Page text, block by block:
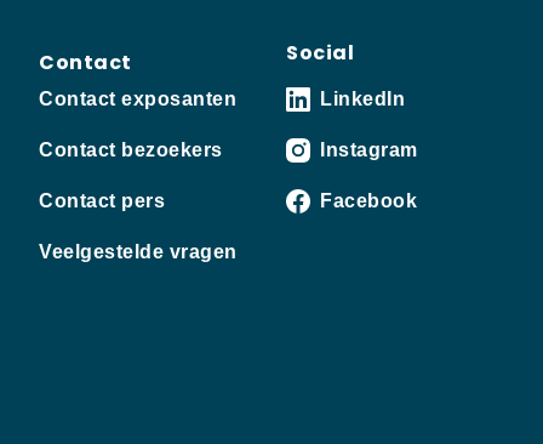
Contact
Contact exposanten
Contact bezoekers
Contact pers
Veelgestelde vragen
Social
LinkedIn
Instagram
Facebook